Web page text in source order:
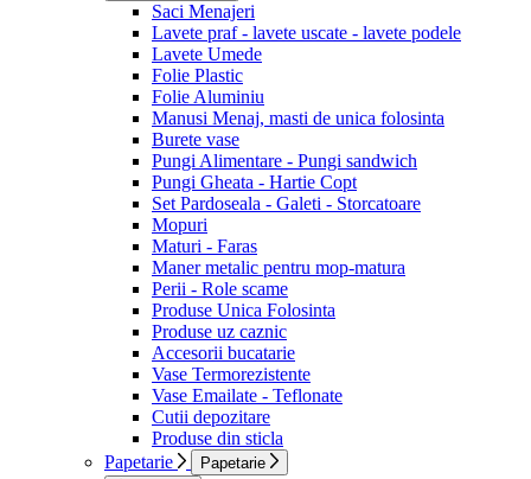
Saci Menajeri
Lavete praf - lavete uscate - lavete podele
Lavete Umede
Folie Plastic
Folie Aluminiu
Manusi Menaj, masti de unica folosinta
Burete vase
Pungi Alimentare - Pungi sandwich
Pungi Gheata - Hartie Copt
Set Pardoseala - Galeti - Storcatoare
Mopuri
Maturi - Faras
Maner metalic pentru mop-matura
Perii - Role scame
Produse Unica Folosinta
Produse uz caznic
Accesorii bucatarie
Vase Termorezistente
Vase Emailate - Teflonate
Cutii depozitare
Produse din sticla
Papetarie
Papetarie